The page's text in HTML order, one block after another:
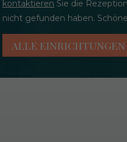
kontaktieren Sie die
nicht gefunden haben.
ALLE EINRICHTUNGEN